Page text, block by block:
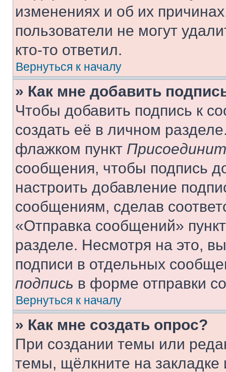
изменениях и об их
пользователи не могут
кто-то ответил.
Вернуться к началу
» Как мне добавить
Чтобы добавить подпись к
создать её в личном
флажком пункт
сообщения, чтобы подпись
настроить добавление
сообщениям, сделав
«Отправка сообщений»
разделе. Несмотря на это,
подписи в отдельных
подпись в форме отправки
Вернуться к началу
» Как мне создать опрос?
При создании темы или
темы, щёлкните на